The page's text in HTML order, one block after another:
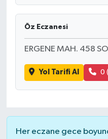
Öz Eczanesi
ERGENE MAH. 458
Yol Tarifi Al 0
Her eczane gece